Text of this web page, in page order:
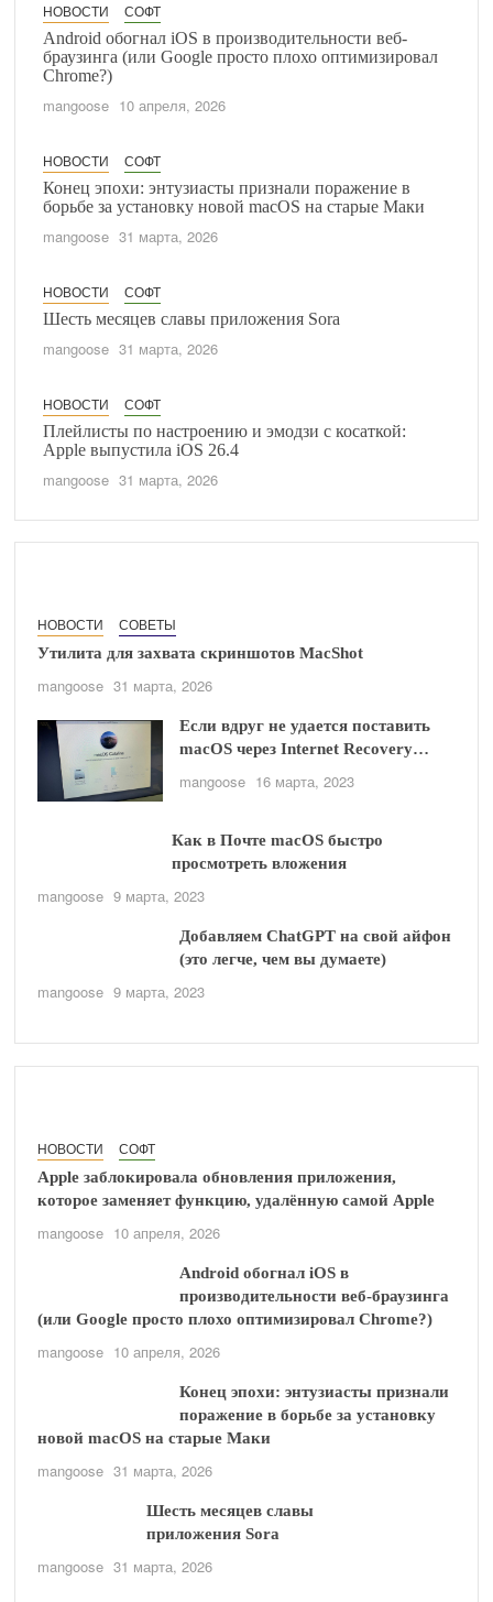
НОВОСТИ
СОФТ
Android обогнал iOS в производительности веб-
браузинга (или Google просто плохо оптимизировал
Chrome?)
mangoose 10 апреля, 2026
НОВОСТИ
СОФТ
Конец эпохи: энтузиасты признали поражение в
борьбе за установку новой macOS на старые Маки
mangoose 31 марта, 2026
НОВОСТИ
СОФТ
Шесть месяцев славы приложения Sora
mangoose 31 марта, 2026
НОВОСТИ
СОФТ
Плейлисты по настроению и эмодзи с косаткой:
Apple выпустила iOS 26.4
mangoose 31 марта, 2026
НОВОСТИ СОВЕТЫ
Утилита для захвата скриншотов MacShot
mangoose 31 марта, 2026
Если вдруг не удается поставить
macOS через Internet Recovery…
mangoose 16 марта, 2023
Как в Почте macOS быстро
просмотреть вложения
mangoose 9 марта, 2023
Добавляем ChatGPT на свой айфон
(это легче, чем вы думаете)
mangoose 9 марта, 2023
НОВОСТИ СОФТ
Apple заблокировала обновления приложения,
которое заменяет функцию, удалённую самой Apple
mangoose 10 апреля, 2026
Android обогнал iOS в
производительности веб-браузинга
(или Google просто плохо оптимизировал Chrome?)
mangoose 10 апреля, 2026
Конец эпохи: энтузиасты признали
поражение в борьбе за установку
новой macOS на старые Маки
mangoose 31 марта, 2026
Шесть месяцев славы
приложения Sora
mangoose 31 марта, 2026